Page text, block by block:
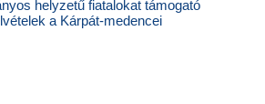
helyzetű fiatalokat támogató
a Kárpát-medencei